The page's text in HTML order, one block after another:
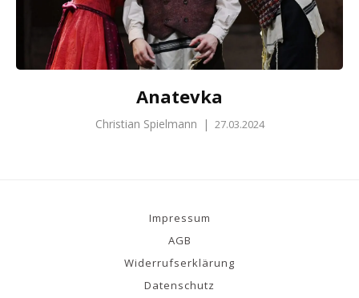
Anatevka
Christian Spielmann | 27.03.2024
Impressum
AGB
Widerrufserklärung
Datenschutz